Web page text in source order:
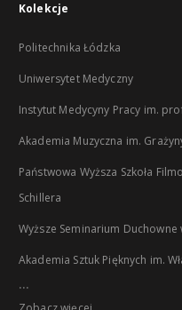
Kolekcje
Politechnika Łódzka
Uniwersytet Medyczny
Instytut Medycyny Pracy im.
Akademia Muzyczna im.
Państwowa Wyższa Szkoła
Schillera
Wyższe Seminarium Duchowne
Akademia Sztuk Pięknych im.
...